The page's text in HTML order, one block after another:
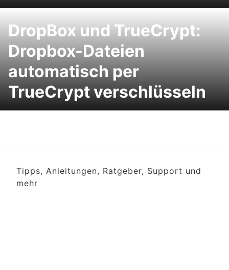
DropBox und TrueCrypt:
Dropbox-Dateien
automatisch per
TrueCrypt verschlüsseln
Tipps, Anleitungen, Ratgeber, Support und
mehr